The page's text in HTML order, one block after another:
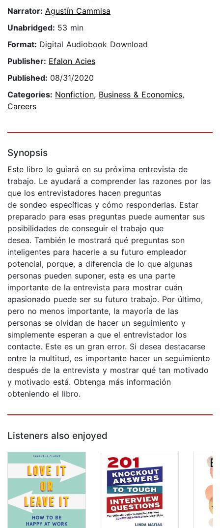
Narrator: Agustín Cammisa
Unabridged: 53 min
Format: Digital Audiobook Download
Publisher: Efalon Acies
Published: 08/31/2020
Categories: Nonfiction, Business & Economics,
Careers
Synopsis
Este libro lo guiará en su próxima entrevista de
trabajo. Le ayudará a comprender las razones por las
que los entrevistadores hacen preguntas
de sondeo específicas y cómo responderlas. Estar
preparado para esas preguntas puede aumentar sus
posibilidades de conseguir el trabajo que
desea. También le mostrará qué preguntas son
inteligentes para hacerle a su futuro empleador
potencial, porque, a diferencia de lo que algunas
personas pueden suponer, esta es una parte
importante de la entrevista para mostrar cuán
apasionado puede ser su futuro trabajo. Por último,
pero no menos importante, la mayoría de las
personas se olvidan de hacer un seguimiento y
simplemente esperan a que el entrevistador los
contacte. Este es un gran error. Si desea destacarse
entre la multitud, es importante hacer un seguimiento
después de la entrevista y mostrar qué tan motivado
y motivado está. Obtenga más información
obteniendo el libro.
Listeners also enjoyed